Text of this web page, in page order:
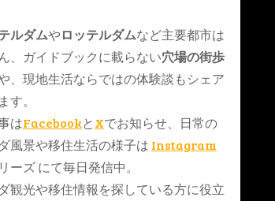
ルダムやロッテルダムなど主要都市は
、ガイドブックに載らない穴場の街歩
、現地生活ならではの体験談もシェア
す。
はFacebookとXでお知らせ、日常の
風景や移住生活の様子は Instagram
ーズ にて毎日発信中。
観光や移住情報を探している方に役立